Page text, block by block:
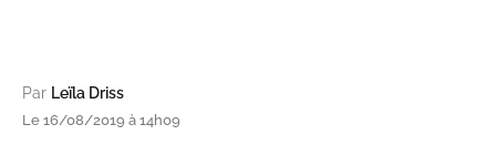
Par Leïla Driss
Le 16/08/2019 à 14h09